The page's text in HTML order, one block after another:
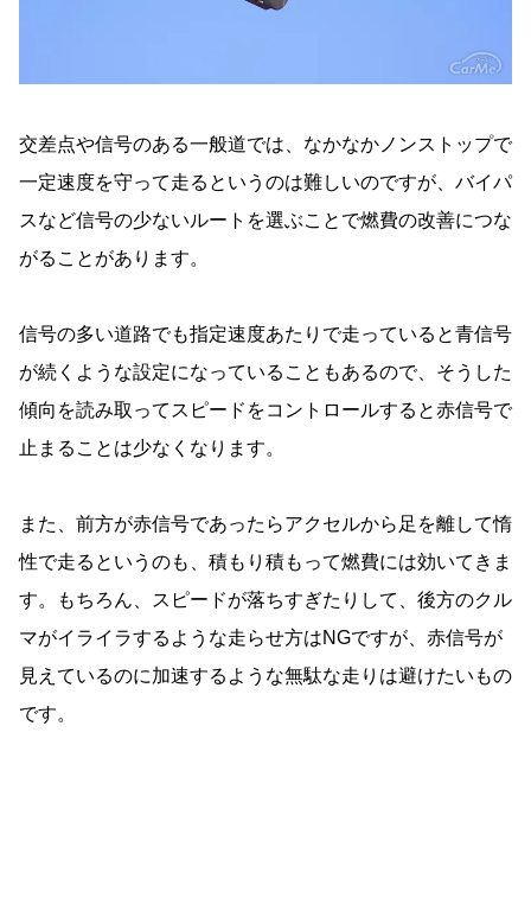
交差点や信号のある一般道では、なかなかノンストップで
一定速度を守って走るというのは難しいのですが、バイパ
スなど信号の少ないルートを選ぶことで燃費の改善につな
がることがあります。
信号の多い道路でも指定速度あたりで走っていると青信号
が続くような設定になっていることもあるので、そうした
傾向を読み取ってスピードをコントロールすると赤信号で
止まることは少なくなります。
また、前方が赤信号であったらアクセルから足を離して惰
性で走るというのも、積もり積もって燃費には効いてきま
す。もちろん、スピードが落ちすぎたりして、後方のクル
マがイライラするような走らせ方はNGですが、赤信号が
見えているのに加速するような無駄な走りは避けたいもの
です。